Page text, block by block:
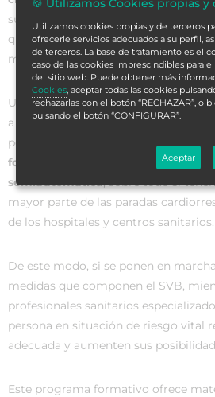
supiesen algunas técnicas o
que, en caso de emergencias
mano hasta que llegasen los
Unaparada cardíaca o
a cualquiera en el momento en el
por ello, es imprescindible quetodas
formadas en soporte vital básico y
semiautomática, sobre todo si
mayor parte de las paradas
de los hospitales y centros sanitarios.
De este modo, si se ponen en
medidas que componen el SVB,
profesionales sanitarios
persona en situación de riesgo vital
adecuada y aumenten sus
Este programa formativo ofrece
🍪 Utilizamos Cookies propias
Utilizamos cookies propias y de terceros
ofrecerle servicios adecuados a su perfil,
de terceros. La base de tratamiento es el
caso de las cookies imprescindibles para
del sitio web. Puede obtener más
Cookies, aceptar todas las cookies
rechazarlas con el botón “RECHAZAR”, o
pulsando el botón “CONFIGURAR”.
Aceptar